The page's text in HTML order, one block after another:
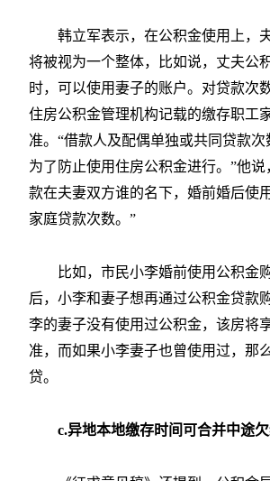
韩立军表示，在公积金使用上，
将被视为一个整体，比如说，丈夫公
时，可以使用妻子的账户。对贷款次
住房公积金管理机构记载的缴存职工
准。“借款人及配偶单独或共同贷款
为了防止使用住房公积金进行。”他说
款在夫妻双方谁的名下，婚前婚后使
家庭贷款次数。”
比如，市民小李婚前使用公积金
后，小李和妻子想再通过公积金贷款
李的妻子没有使用过公积金，该房将
准，而如果小李妻子也曾使用过，那
贷。
c.异地本地缴存时间可合并中途